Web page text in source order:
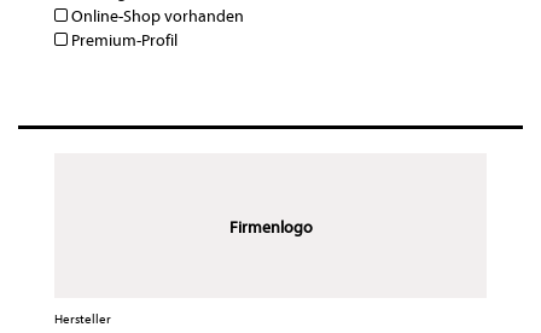
Online-Shop vorhanden
Premium-Profil
Firmenlogo
Hersteller